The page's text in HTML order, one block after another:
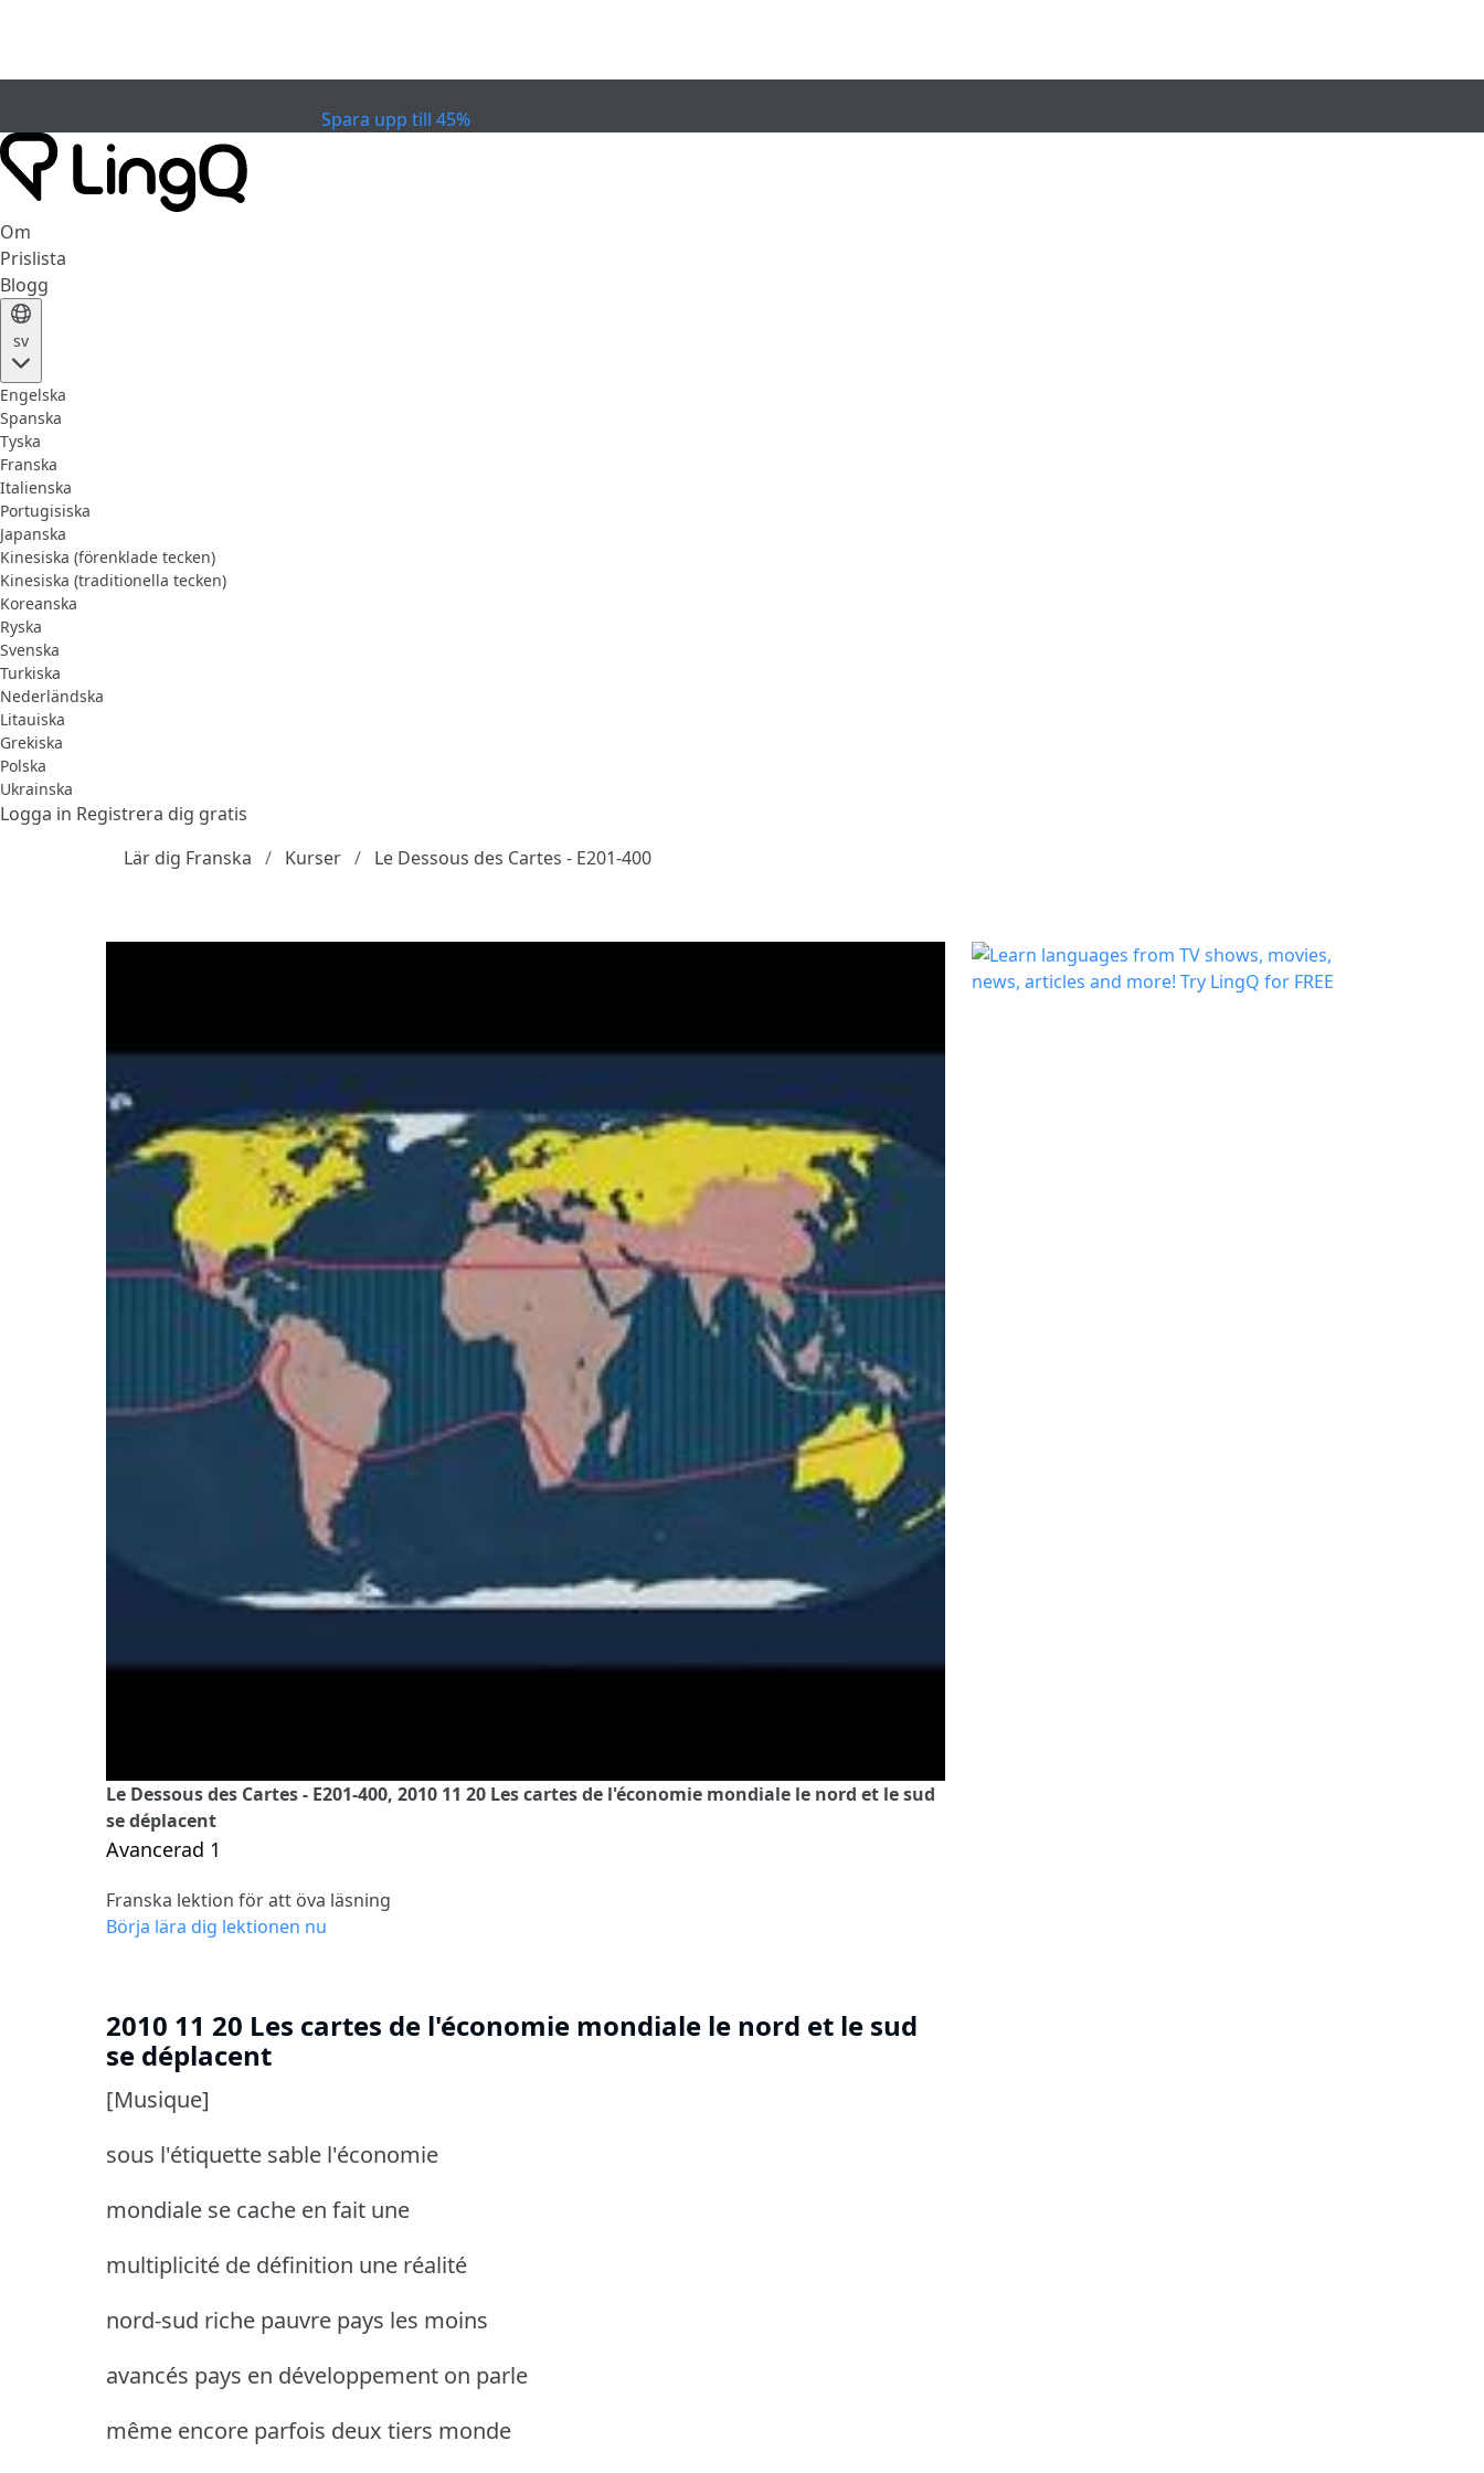
Spara upp till 45%
Om
Prislista
Blogg
sv
Engelska
Spanska
Tyska
Franska
Italienska
Portugisiska
Japanska
Kinesiska (förenklade tecken)
Kinesiska (traditionella tecken)
Koreanska
Ryska
Svenska
Turkiska
Nederländska
Litauiska
Grekiska
Polska
Ukrainska
Logga in Registrera dig gratis
Lär dig Franska
Kurser Le Dessous des Cartes - E201-400
Le Dessous des Cartes - E201-400, 2010 11 20 Les cartes de l'économie mondiale le nord et le sud
se déplacent
Avancerad 1
Franska lektion för att öva läsning
Börja lära dig lektionen nu
2010 11 20 Les cartes de l'économie mondiale le nord et le sud
se déplacent
[Musique]
sous l'étiquette sable l'économie
mondiale se cache en fait une
multiplicité de définition une réalité
nord-sud riche pauvre pays les moins
avancés pays en développement on parle
même encore parfois deux tiers monde